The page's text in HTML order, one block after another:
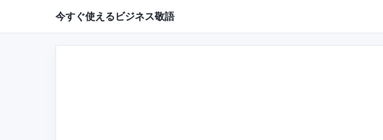
今すぐ使えるビジネス敬語